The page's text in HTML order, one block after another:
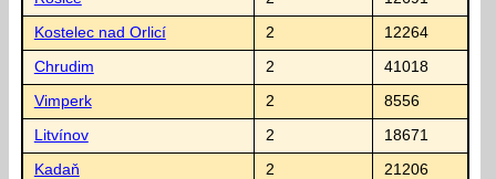
Kostelec nad Orlicí 2 12264
Chrudim 2 41018
Vimperk 2 8556
Litvínov 2 18671
Kadaň 2 21206